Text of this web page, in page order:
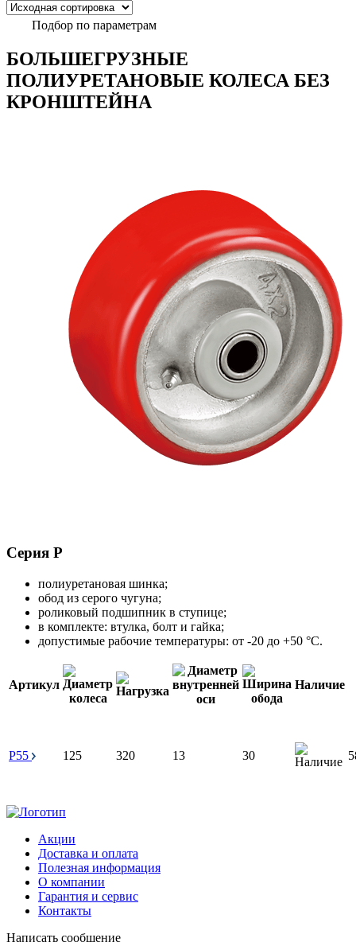
Подбор по параметрам
БОЛЬШЕГРУЗНЫЕ
ПОЛИУРЕТАНОВЫЕ КОЛЕСА БЕЗ
КРОНШТЕЙНА
Серия P
полиуретановая шинка;
обод из серого чугуна;
роликовый подшипник в ступице;
в комплекте: втулка, болт и гайка;
допустимые рабочие температуры: от -20 до +50 °С.
Артикул Наличие
P55 125 320 13 30
Акции
Доставка и оплата
Полезная информация
О компании
Гарантия и сервис
Контакты
Написать сообщение